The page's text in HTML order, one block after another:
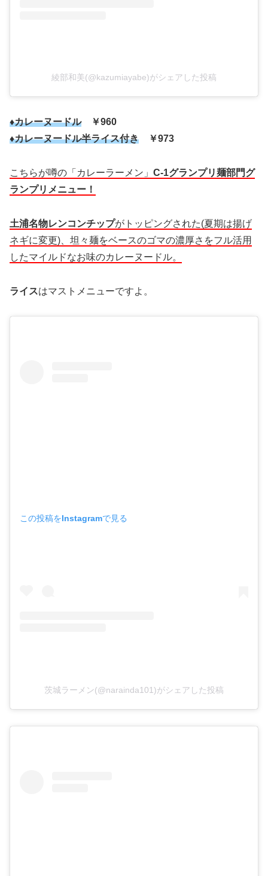
綾部和美(@kazumiayabe)がシェアした投稿
♦カレーヌードル
￥960
♦カレーヌードル半ライス付き ￥973
こちらが噂の「カレーラーメン」 C-1グランプリ麺部門グ
ランプリメニュー！
土浦名物レンコンチップがトッピングされた(夏期は揚げ
ネギに変更)、坦々麺をベースのゴマの濃厚さをフル活用
したマイルドなお味のカレーヌードル。
ライスはマストメニューですよ。
この投稿をInstagramで見る
茨城ラーメン(@narainda101)がシェアした投稿